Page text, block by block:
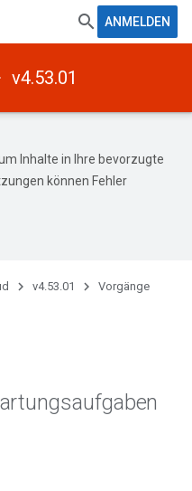
ANMELDEN
v4.53.01
Inhalte in Ihre bevorzugte
können Fehler
v4.53.01 Vorgänge